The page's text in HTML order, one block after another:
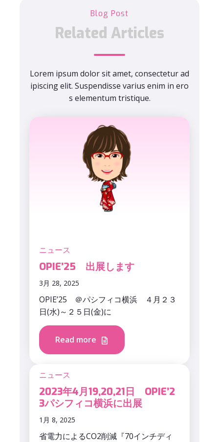
Blog Post
Related Articles
Lorem ipsum dolor sit amet, consectetur ad
ipiscing elit. Suspendisse varius enim in ero
s elementum tristique.
ニュース
OPIE’25 出展します
3月 28, 2025
OPIE’25 ＠パシフィコ横浜 ４月２３
日(水)～２５日(金)に
Read more
ニュース
2023年4月19,20,21日 OPIE’2
3パシフィコ横浜に出展
1月 8, 2025
省電力によるCO2削減『70インチディ